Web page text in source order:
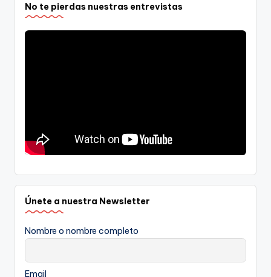
No te pierdas nuestras entrevistas
Únete a nuestra Newsletter
Nombre o nombre completo
Email